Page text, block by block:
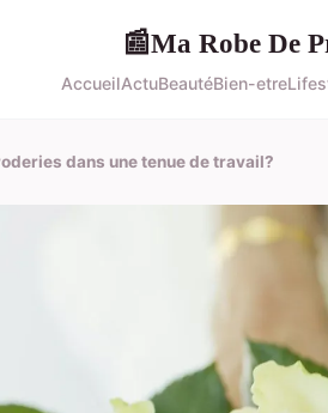
📰Ma Robe De
AccueilActuBeautéBien-etre
dans une tenue de travail?